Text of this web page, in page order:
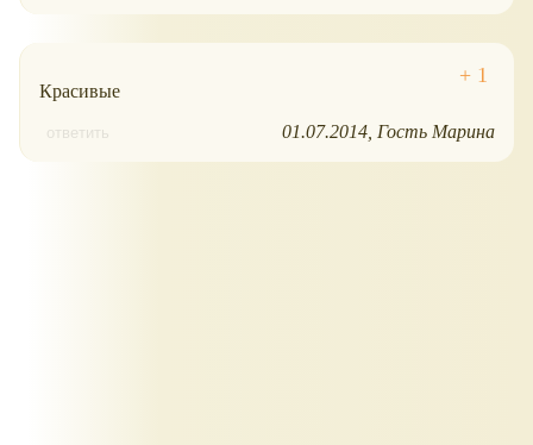
Красивые
ответить 01.07.2014 Гость Марина